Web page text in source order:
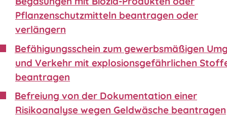
Pflanzenschutzmitteln beantragen oder
verlängern
Befähigungsschein zum gewerbsmäßigen
und Verkehr mit explosionsgefährlichen
beantragen
Befreiung von der Dokumentation einer
Risikoanalyse wegen Geldwäsche beantragen